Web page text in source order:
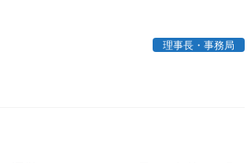
理事長・事務局